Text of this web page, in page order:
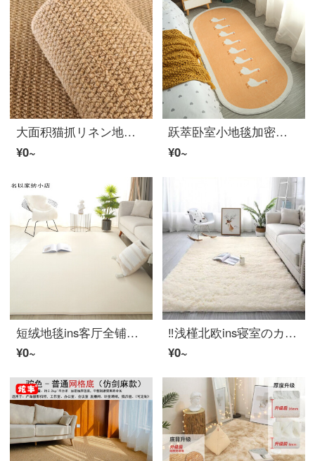
大面积猫抓リネン地毯日式拍照客厅卧室仿剑リネン床边小畳み房间 驼黄色 定制尺寸联系客服
¥0~
跃萃卧室小地毯加密短ウール可爱小清新长条床边毯房间椭圆形小可机洗 一起鸭-黄色 40×120厘米(加密可机洗)
¥0~
短绒地毯ins客厅全铺小卧室布置床边毯儿童爬行垫幼儿园绿色 米黄色 160x60厘米【血亏】
¥0~
‼️浅槿北欧ins寝室のカーペット网红同款床边客厅沙发茶几家用房间满铺 色米黄色 60*160cm【小床边毯】
¥0~